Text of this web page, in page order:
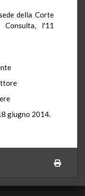
della Corte
Consulta, l'11
giugno 2014.